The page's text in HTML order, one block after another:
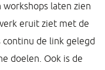
laten zien
eruit ziet met de
de link gelegd
doelen. Ook is de